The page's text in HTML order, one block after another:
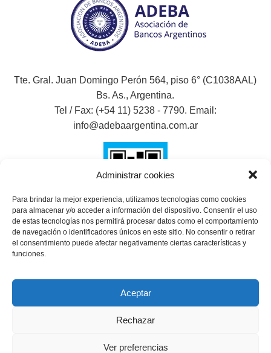
Administrar cookies
Para brindar la mejor experiencia, utilizamos tecnologías como cookies
para almacenar y/o acceder a información del dispositivo. Consentir el uso
de estas tecnologías nos permitirá procesar datos como el comportamiento
de navegación o identificadores únicos en este sitio. No consentir o retirar
el consentimiento puede afectar negativamente ciertas características y
funciones.
Aceptar
Rechazar
Ver preferencias
Tte. Gral. Juan Domingo Perón 564, piso 6° (C1038AAL)
Bs. As., Argentina.
Tel / Fax: (+54 11) 5238 - 7790. Email:
info@adebaargentina.com.ar
SHARE THIS SELECTION